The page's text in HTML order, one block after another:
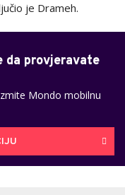
je Drameh.
da provjeravate
Mondo mobilnu